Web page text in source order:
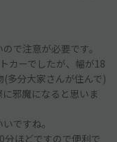
で注意が必要です。
カーでしたが、幅が18
多分大家さんが住んで)
邪魔になると思いま
ですね。
ほどですので便利で